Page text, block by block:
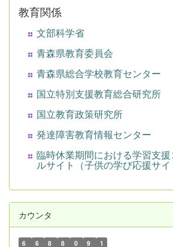
教育関係
文部科学省
青森県教育委員会
青森県総合学校教育センター
国立特別支援教育総合研究所
国立教育政策研究所
発達障害教育情報センター
臨時休業期間における学習支
ルサイト（子供の学び応援サ
カウンタ
6 6 8 8 0 9 1